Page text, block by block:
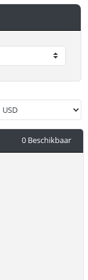
0 Beschikbaar